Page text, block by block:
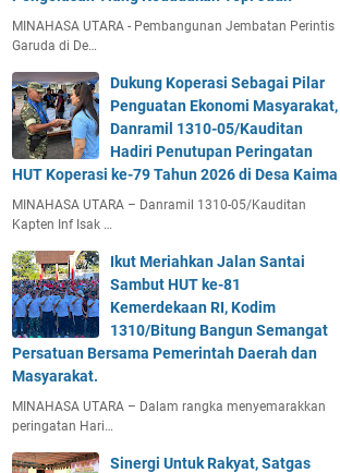
MINAHASA UTARA - Pembangunan Jembatan Perintis
Garuda di De…
Dukung Koperasi Sebagai Pilar
Penguatan Ekonomi Masyarakat,
Danramil 1310-05/Kauditan
Hadiri Penutupan Peringatan
HUT Koperasi ke-79 Tahun 2026 di Desa Kaima
MINAHASA UTARA – Danramil 1310-05/Kauditan
Kapten Inf Isak …
Ikut Meriahkan Jalan Santai
Sambut HUT ke-81
Kemerdekaan RI, Kodim
1310/Bitung Bangun Semangat
Persatuan Bersama Pemerintah Daerah dan
Masyarakat.
MINAHASA UTARA – Dalam rangka menyemarakkan
peringatan Hari…
Sinergi Untuk Rakyat, Satgas